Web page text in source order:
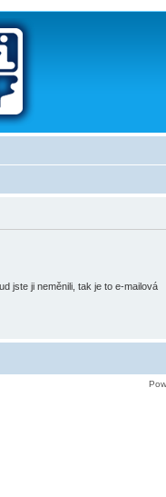
jste ji neměnili, tak je to e-mailová